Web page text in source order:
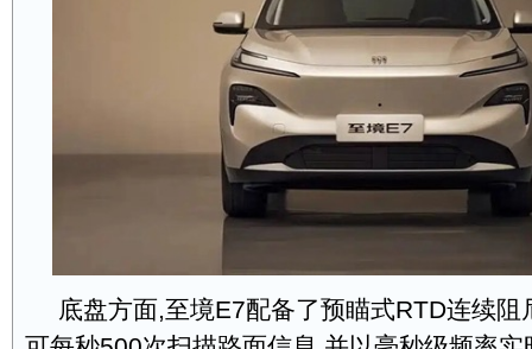
底盘方面,至境E7配备了预瞄式RTD连续阻